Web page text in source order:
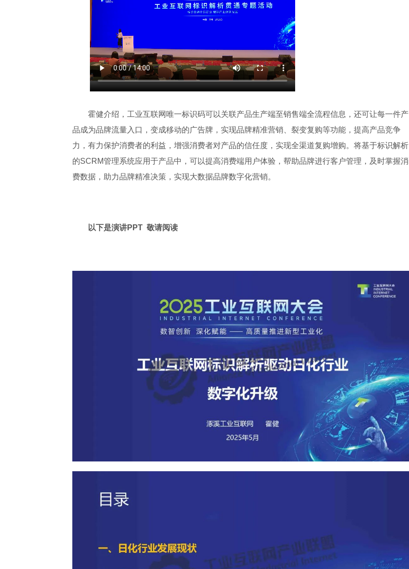
霍健介绍，工业互联网唯一标识码可以关联产品生产端至销售端全流程信息，还可让每一件产
品成为品牌流量入口，变成移动的广告牌，实现品牌精准营销、裂变复购等功能，提高产品竞争
力，有力保护消费者的利益，增强消费者对产品的信任度，实现全渠道复购增购。将基于标识解析
的SCRM管理系统应用于产品中，可以提高消费端用户体验，帮助品牌进行客户管理，及时掌握消
费数据，助力品牌精准决策，实现大数据品牌数字化营销。
以下是演讲PPT 敬请阅读